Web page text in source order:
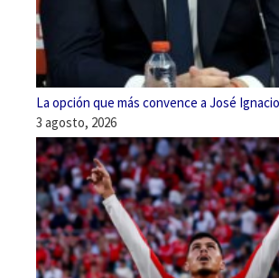
La opción que más convence a José
3 agosto, 2026